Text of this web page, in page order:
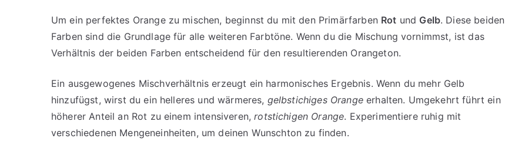
Um ein perfektes Orange zu mischen, beginnst du mit den Primärfarben Rot und Gelb. Diese beiden
Farben sind die Grundlage für alle weiteren Farbtöne. Wenn du die Mischung vornimmst, ist das
Verhältnis der beiden Farben entscheidend für den resultierenden Orangeton.
Ein ausgewogenes Mischverhältnis erzeugt ein harmonisches Ergebnis. Wenn du mehr Gelb
hinzufügst, wirst du ein helleres und wärmeres, gelbstichiges Orangeerhalten. Umgekehrt führt ein
höherer Anteil an Rot zu einem intensiveren,rotstichigen Orange. Experimentiere ruhig mit
verschiedenen Mengeneinheiten, um deinen Wunschton zu finden.